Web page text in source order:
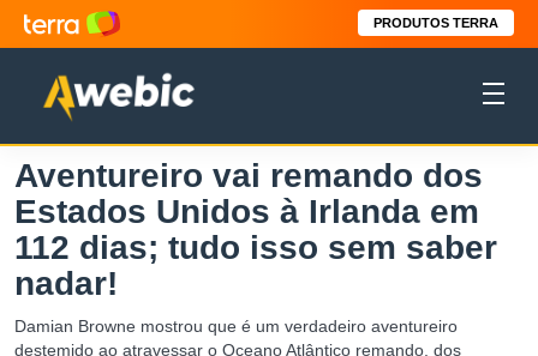
PRODUTOS TERRA
Aventureiro vai remando dos
Estados Unidos à Irlanda em
112 dias; tudo isso sem saber
nadar!
Damian Browne mostrou que é um verdadeiro aventureiro
destemido ao atravessar o Oceano Atlântico remando, dos